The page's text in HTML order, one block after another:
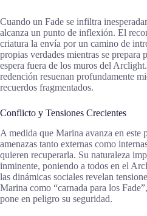
Cuando un Fade se infiltra
alcanza un punto de inflexión. El
criatura la envía por un camino de
propias verdades mientras se prepara
espera fuera de los muros del
redención resuenan profundamente
recuerdos fragmentados.
Conflicto y Tensiones Crecientes
A medida que Marina avanza en este
amenazas tanto externas como
quieren recuperarla. Su naturaleza
inminente, poniendo a todos en el
las dinámicas sociales revelan
Marina como “carnada para los
pone en peligro su seguridad.